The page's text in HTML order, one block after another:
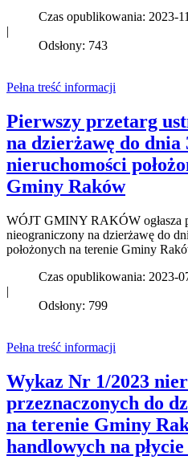
Czas opublikowania: 2023-
|
Odsłony: 743
Pełna treść informacji
Pierwszy przetarg
na dzierżawę do dnia
nieruchomości
Gminy Raków
WÓJT GMINY RAKÓW ogłasza
nieograniczony na dzierżawę do
położonych na terenie Gminy
Czas opublikowania: 2023-
|
Odsłony: 799
Pełna treść informacji
Wykaz Nr 1/2023
przeznaczonych do
na terenie Gminy
handlowych na